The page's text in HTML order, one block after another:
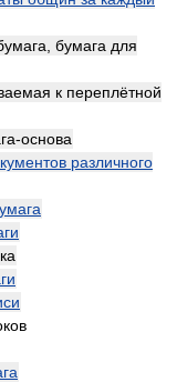
бумага для
к переплётной
основа
различного